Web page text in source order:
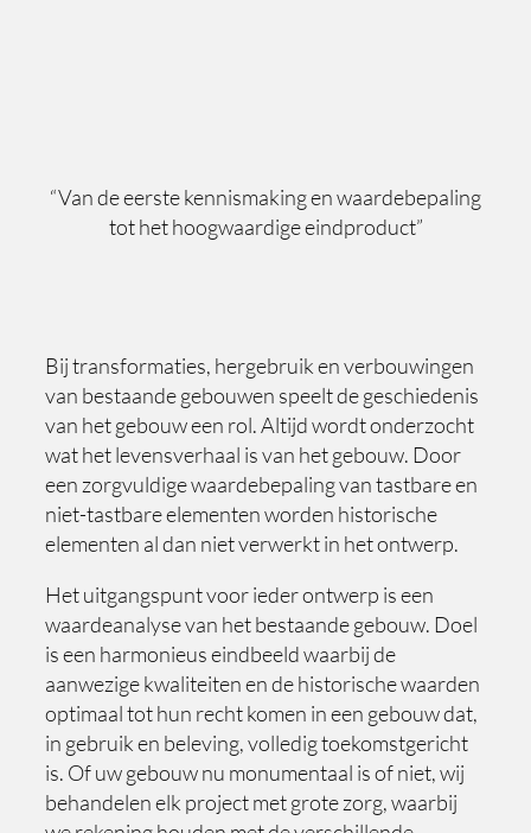
“Van de eerste kennismaking en waardebepaling
tot het hoogwaardige eindproduct”
Bij transformaties, hergebruik en verbouwingen
van bestaande gebouwen speelt de geschiedenis
van het gebouw een rol. Altijd wordt onderzocht
wat het levensverhaal is van het gebouw. Door
een zorgvuldige waardebepaling van tastbare en
niet-tastbare elementen worden historische
elementen al dan niet verwerkt in het ontwerp.
Het uitgangspunt voor ieder ontwerp is een
waardeanalyse van het bestaande gebouw. Doel
is een harmonieus eindbeeld waarbij de
aanwezige kwaliteiten en de historische waarden
optimaal tot hun recht komen in een gebouw dat,
in gebruik en beleving, volledig toekomstgericht
is. Of uw gebouw nu monumentaal is of niet, wij
behandelen elk project met grote zorg, waarbij